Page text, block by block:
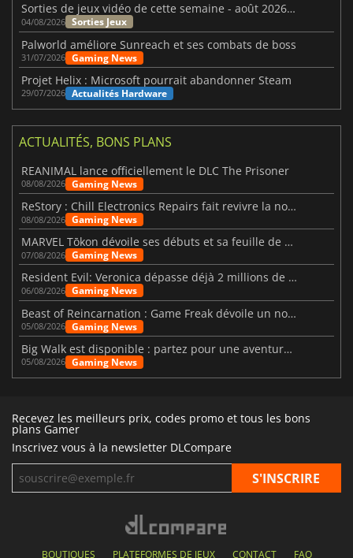
Sorties de jeux vidéo de cette semaine - août 2026 (semaine 32)
04/08/2026 Sorties Jeux
Palworld améliore Sunreach et ses combats de boss
31/07/2026 Gaming News
Projet Helix : Microsoft pourrait abandonner Steam
29/07/2026 Actualités Hardware
ACTUALITÉS, BONS PLANS
REANIMAL lance officiellement le DLC The Prisoner
08/08/2026 Gaming News
ReStory : Chill Electronics Repairs fait revivre la nostalgie des années 2000
08/08/2026 Gaming News
MARVEL Tōkon dévoile ses débuts et sa feuille de route
07/08/2026 Gaming News
Resident Evil: Veronica dépasse déjà 2 millions de wishlists
06/08/2026 Gaming News
Beast of Reincarnation : Game Freak dévoile un nouveau pari
05/08/2026 Gaming News
Big Walk est disponible : partez pour une aventure entre amis
05/08/2026 Gaming News
Recevez les meilleurs prix, codes promo et tous les bons
plans Gamer
Inscrivez vous à la newsletter DLCompare
BOUTIQUES PLATEFORMES DE JEUX CONTACT FAQ